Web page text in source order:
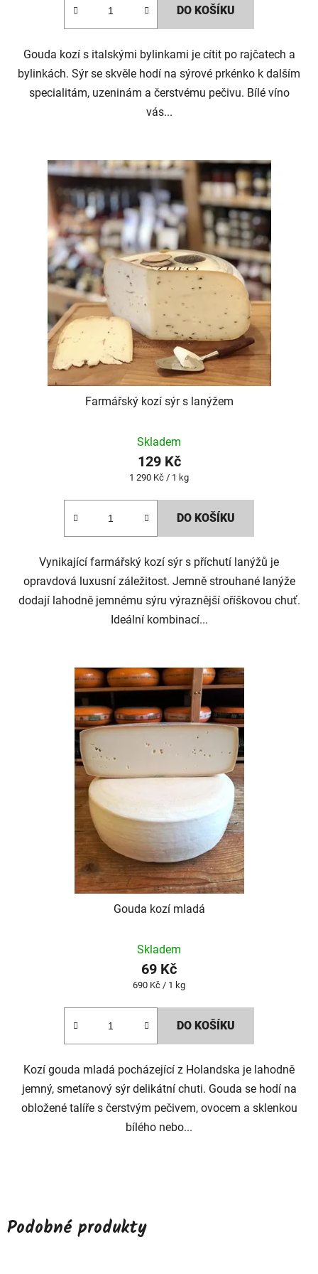
hvězdiček.
DO KOŠÍKU
Gouda kozí s italskými bylinkami je cítit po rajčatech a
bylinkách. Sýr se skvěle hodí na sýrové prkénko k dalším
specialitám, uzeninám a čerstvému pečivu. Bílé víno
vás...
Farmářský kozí sýr s lanýžem
Skladem
129 Kč
Měrná
1 290 Kč / 1 kg
DO KOŠÍKU
Vynikající farmářský kozí sýr s příchutí lanýžů je
opravdová luxusní záležitost. Jemně strouhané lanýže
dodají lahodně jemnému sýru výraznější oříškovou chuť.
Ideální kombinací...
Gouda kozí mladá
Skladem
69 Kč
Měrná
690 Kč / 1 kg
DO KOŠÍKU
Kozí gouda mladá pocházející z Holandska je lahodně
jemný, smetanový sýr delikátní chuti. Gouda se hodí na
obložené talíře s čerstvým pečivem, ovocem a sklenkou
bílého nebo...
Podobné produkty